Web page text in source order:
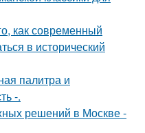
как современный
в исторический
палитра и
-.
решений в Москве -